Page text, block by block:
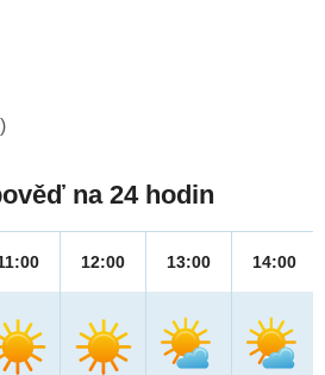
)
na 24 hodin
12:00 13:00 14:00